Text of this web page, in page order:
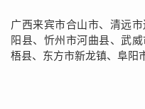
广西来宾市合山市、清远
阳县、忻州市河曲县、武
梧县、东方市新龙镇、阜阳